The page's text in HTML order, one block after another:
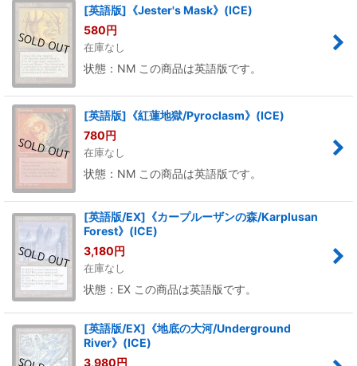
[英語版]《Jester's Mask》(ICE)
580円
在庫なし
状態：NM この商品は英語版です。
[英語版]《紅蓮地獄/Pyroclasm》(ICE)
780円
在庫なし
状態：NM この商品は英語版です。
[英語版/EX]《カープルーザンの森/Karplusan
Forest》(ICE)
3,180円
在庫なし
状態：EX この商品は英語版です。
[英語版/EX]《地底の大河/Underground
River》(ICE)
3,980円